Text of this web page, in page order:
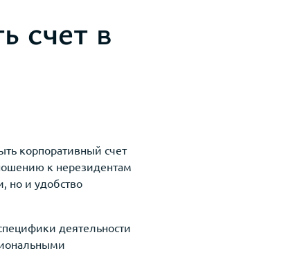
счет в
корпоративный счет
к нерезидентам
но и удобство
деятельности